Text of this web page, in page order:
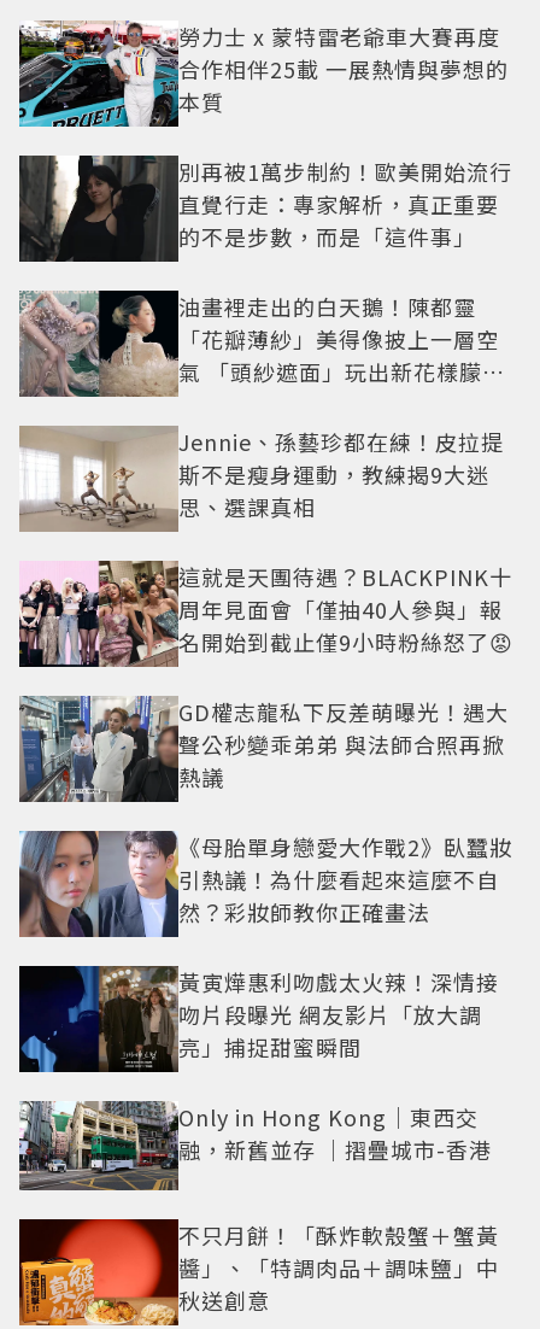
勞力士 x 蒙特雷老爺車大賽再度
合作相伴25載 一展熱情與夢想的
本質
別再被1萬步制約！歐美開始流行
直覺行走：專家解析，真正重要
的不是步數，而是「這件事」
油畫裡走出的白天鵝！陳都靈
「花瓣薄紗」美得像披上一層空
氣 「頭紗遮面」玩出新花樣朦朧
Jennie、孫藝珍都在練！皮拉提
斯不是瘦身運動，教練揭9大迷
思、選課真相
這就是天團待遇？BLACKPINK十
周年見面會「僅抽40人參與」報
名開始到截止僅9小時粉絲怒了😡
GD權志龍私下反差萌曝光！遇大
聲公秒變乖弟弟 與法師合照再掀
熱議
《母胎單身戀愛大作戰2》臥蠶妝
引熱議！為什麼看起來這麼不自
然？彩妝師教你正確畫法
黃寅燁惠利吻戲太火辣！深情接
吻片段曝光 網友影片「放大調
亮」捕捉甜蜜瞬間
Only in Hong Kong｜東西交
融，新舊並存 ｜摺疊城市-香港
不只月餅！「酥炸軟殼蟹＋蟹黃
醬」、「特調肉品＋調味鹽」中
秋送創意